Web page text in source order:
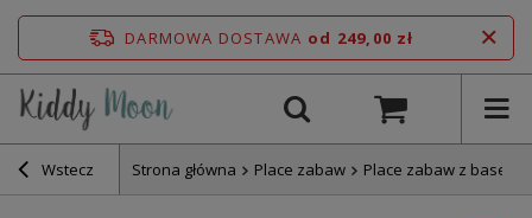
DARMOWA DOSTAWA od 249,00 zł
Wstecz Strona główna Place zabaw Place zabaw z